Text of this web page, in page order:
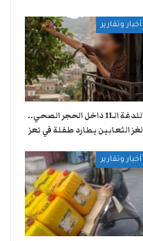
أخبار وتقارير
اللدغة الـ11 داخل الحجر الصحي..
لغز الثعابين يطارد طفلة في تعز
أخبار وتقارير